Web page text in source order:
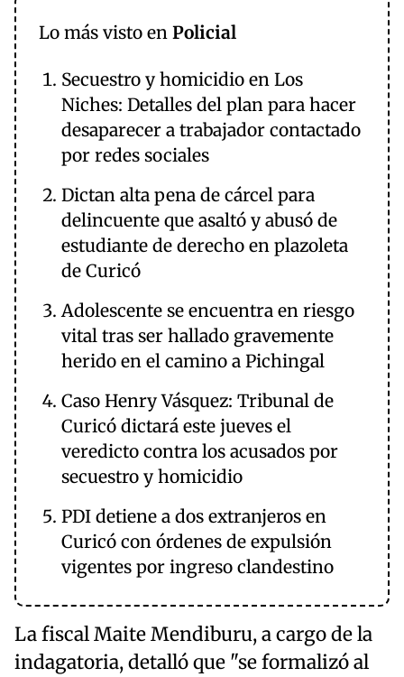
Lo más visto en Policial
Secuestro y homicidio en Los
Niches: Detalles del plan para hacer
desaparecer a trabajador contactado
por redes sociales
Dictan alta pena de cárcel para
delincuente que asaltó y abusó de
estudiante de derecho en plazoleta
de Curicó
Adolescente se encuentra en riesgo
vital tras ser hallado gravemente
herido en el camino a Pichingal
Caso Henry Vásquez: Tribunal de
Curicó dictará este jueves el
veredicto contra los acusados por
secuestro y homicidio
PDI detiene a dos extranjeros en
Curicó con órdenes de expulsión
vigentes por ingreso clandestino
La fiscal Maite Mendiburu, a cargo de la
indagatoria, detalló que "se formalizó al